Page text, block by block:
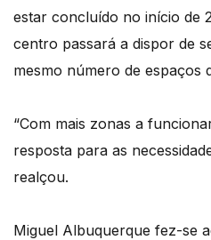
estar concluído no início de
centro passará a dispor de
mesmo número de espaços
“Com mais zonas a
resposta para as
realçou.
Miguel Albuquerque fez-se